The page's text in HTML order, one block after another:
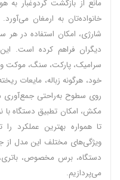
مانع از بازگشت گردوغبار
خانواده‌تان به ارمغان
شارژی، امکان استفاده در هر
دیگران فراهم کرده است.
سرامیک، پارکت، سنگ، موکت
خود، هرگونه زباله، مایعات
روی سطوح به‌راحتی
مکش، امکان تطبیق دستگاه با
تا همواره بهترین عملکرد
ویژگی‌های مختلف این مدل از
دستگاه، برس مخصوص،
می‌پردازیم.